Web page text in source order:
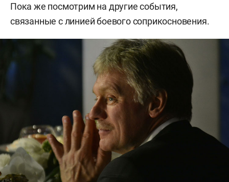
Пока же посмотрим на другие события,
связанные с линией боевого соприкосновения.